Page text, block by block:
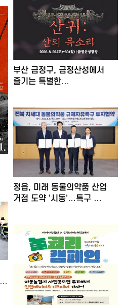
부산 금정구, 금정산성에서
즐기는 특별한
정읍, 미래 동물의약품 산업
거점 도약 '시동'…특구 …